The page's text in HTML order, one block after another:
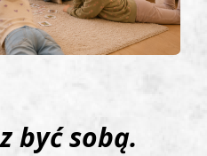
być sobą.